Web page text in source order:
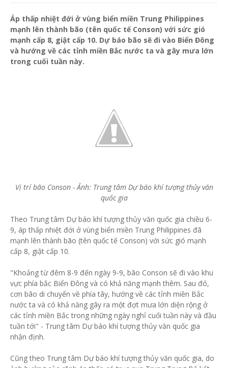
Áp thấp nhiệt đới ở vùng biển miền Trung Philippines
mạnh lên thành bão (tên quốc tế Conson) với sức gió
mạnh cấp 8, giật cấp 10. Dự báo bão sẽ đi vào Biển Đông
và hướng về các tỉnh miền Bắc nước ta và gây mưa lớn
trong cuối tuần này.
Vị trí bão Conson - Ảnh: Trung tâm Dự báo khí tượng thủy văn
quốc gia
Theo Trung tâm Dự báo khí tượng thủy văn quốc gia chiều 6-
9, áp thấp nhiệt đới ở vùng biển miền Trung Philippines đã
mạnh lên thành bão (tên quốc tế Conson) với sức gió mạnh
cấp 8, giật cấp 10.
"Khoảng từ đêm 8-9 đến ngày 9-9, bão Conson sẽ đi vào khu
vực phía bắc Biển Đông và có khả năng mạnh thêm. Sau đó,
cơn bão di chuyển về phía tây, hướng về các tỉnh miền Bắc
nước ta và có khả năng gây ra một đợt mưa lớn diện rộng ở
các tỉnh miền Bắc trong những ngày nghỉ cuối tuần này và đầu
tuần tới" - Trung tâm Dự báo khí tượng thủy văn quốc gia
nhận định.
Cũng theo Trung tâm Dự báo khí tượng thủy văn quốc gia, do